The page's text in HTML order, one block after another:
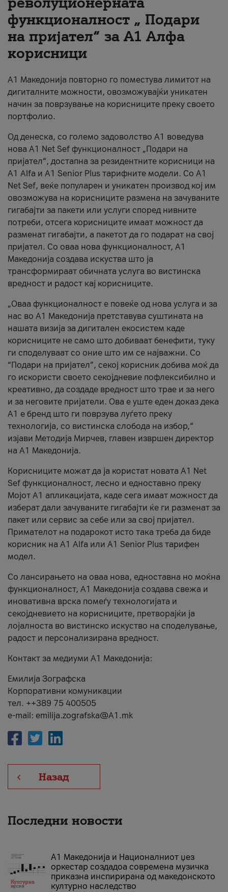
За нас
#ПодобарОнлајн
функционалност „ Подари
на пријател“ за А1 Алфа
корисници
А1 Македонија повторно го поместува лимитот на
дигиталните можности, овозможувајќи уникатен
начин за поврзување на корисниците преку своето
портфолио.
Од денеска, со големо задоволство А1 воведува
нова A1 Net Sef функционалност „Подари на
пријател“, достапна за резидентните корисници на
А1 Alfa и A1 Senior Plus тарифните модели. Со A1
Net Sef, веќе популарен и уникатен производ кој им
овозможува на корисниците размена на зачуваните
гигабајти за пакети или услуги според нивните
потреби, отсега корисниците имаат можност да
разменат гигабајти, а пакетот да го подарат на свој
пријател. Со оваа нова функционалност, А1
Македонија создава искуства што ја
трансформираат обичната услуга во вистинска
вредност и радост кај корисниците.
„Оваа функционалност е повеќе од нова услуга и за
нас во А1 Македонија претставува суштината на
нашата визија за дигитален екосистем каде
корисниците не само што добиваат бенефити, туку
ги споделуваат со оние што им се најважни. Со
“Подари на пријател”, секој корисник добива моќ да
го искористи своето секојдневие пофлексибилно и
креативно, да создаде вредност што трае и за него
и за неговите пријатели. Ова е уште еден доказ дека
А1 е бренд што ги поврзува луѓето преку
технологија, со вистинска слобода на избор,“
изјави Методија Мирчев, главен извршен директор
на А1 Македонија.
Корисниците можат да ја користат новата А1 Net
Sef функционалност, лесно и едноставно преку
Мојот А1 апликацијата, каде сега имаат можност да
изберат дали зачуваните гигабајти ќе ги разменат за
пакет или сервис за себе или за свој пријател.
Примателот на подарокот исто така треба да биде
корисник на А1 Alfa или A1 Senior Plus тарифен
модел.
Со лансирањето на оваа нова, едноставна но моќна
функционалност, А1 Македонија создава свежа и
иновативна врска помеѓу технологијата и
секојдневието на корисниците, претворајќи ја
лојалноста во вистинско искуство на споделување,
радост и персонализирана вредност.
Контакт за медиуми А1 Македонија:
Емилија Зографска
Корпоративни комуникации
тел. ++389 75 400505
e-mail: emilija.zografska@A1.mk
Назад
Последни новости
А1 Македонија и Националниот џез
оркестар создадоа современа музичка
приказна инспирирана од македонското
културно наследство